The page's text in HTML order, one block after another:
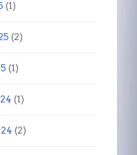
(1)
(2)
(1)
(1)
(2)